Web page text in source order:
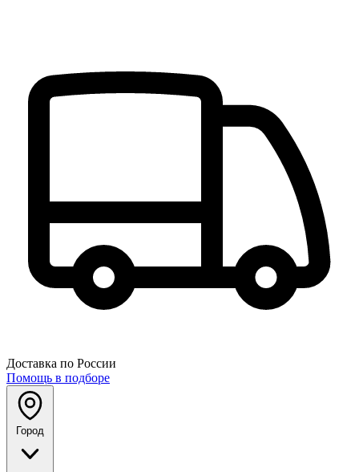
Доставка по России
Помощь в подборе
Город